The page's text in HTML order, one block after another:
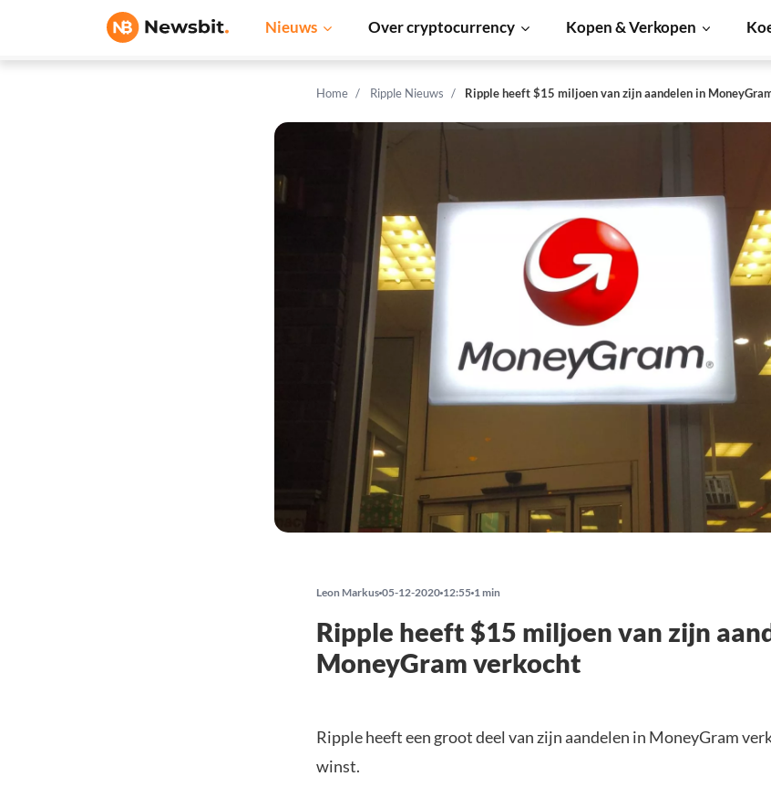
Nieuws Over cryptocurrency Kopen & Verkopen
Home Ripple Nieuws Ripple heeft $15 miljoen van zijn aandelen in
Leon Markus 05-12-2020 12:55 1 min
Ripple heeft $15 miljoen van zijn
MoneyGram verkocht
Ripple heeft een groot deel van zijn aandelen in MoneyGram
winst.